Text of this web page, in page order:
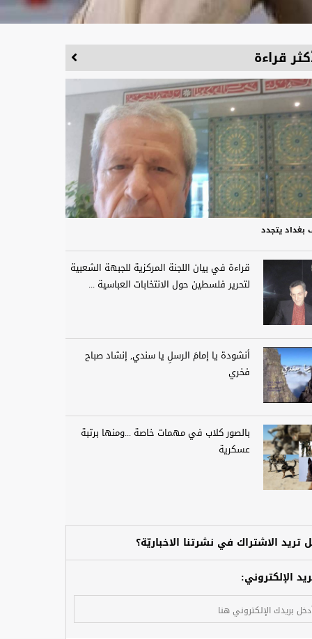
قراءة
بغداد يتجدد
قراءة في بيان اللجنة المركزية للجبهة الشعبية
لتحرير فلسطين حول الانتخابات العباسية ...
أنشودة يا إمامَ الرسلِ يا سندي, إنشاد صباح
فخري
بالصور كلاب في مهمات خاصة ...ومنها برتبة
عسكرية
تريد الاشتراك في نشرتنا الاخباريّة؟
الإلكتروني: